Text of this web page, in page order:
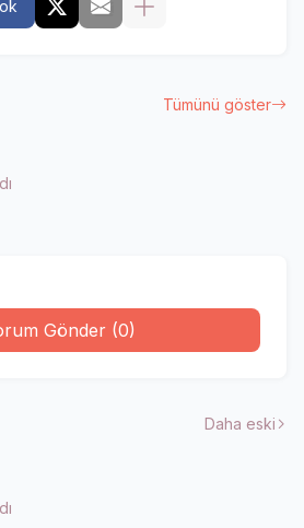
Tümünü göster
Gönder (0)
Daha eski